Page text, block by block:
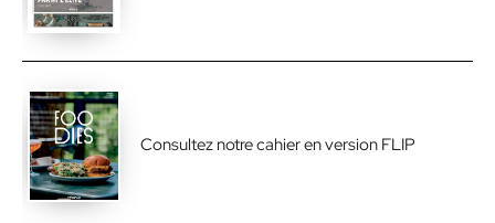
Consultez notre cahier en version FLIP